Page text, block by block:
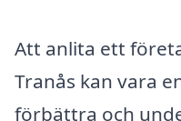
Att anlita ett
Tranås kan vara
förbättra och